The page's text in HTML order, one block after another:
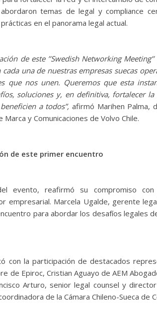
temas de legal y compliance
en el panorama legal actual.
de este ’’Swedish Networking
una de nuestras empresas suecas
que nos unen. Queremos que esta
soluciones y, en definitiva, fortalecer
a todos”, afirmó Marihen Palma,
y Comunicaciones de Volvo Chile.
de este primer encuentro
evento, reafirmó su compromiso
empresarial. Marcela Ugalde, gerente
para abordar los desafíos legales
con la participación de destacados
de Epiroc, Cristian Aguayo de AEM
Arturo, senior legal counsel y
de la Cámara Chileno-Sueca de